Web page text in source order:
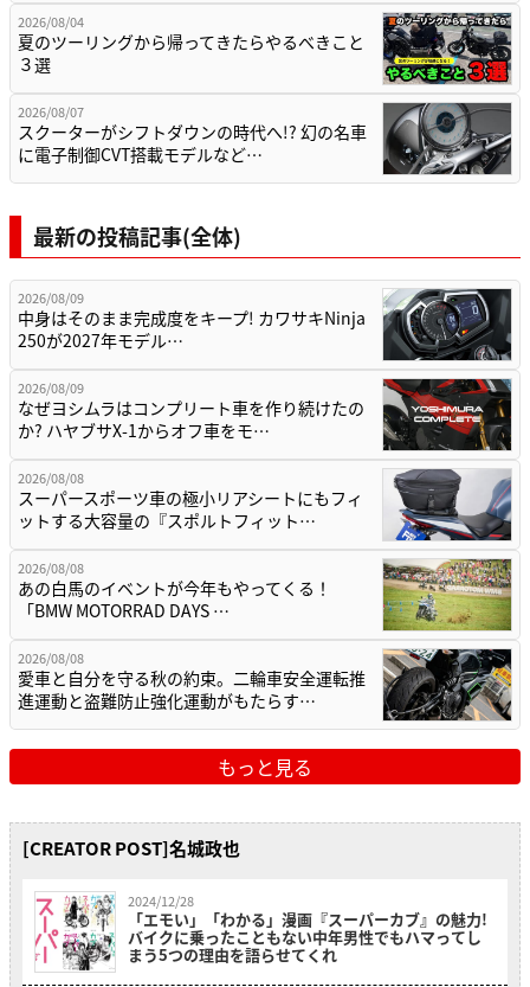
2026/08/04
夏のツーリングから帰ってきたらやるべきこと
３選
2026/08/07
スクーターがシフトダウンの時代へ!? 幻の名車
に電子制御CVT搭載モデルなど…
最新の投稿記事(全体)
2026/08/09
中身はそのまま完成度をキープ! カワサキNinja
250が2027年モデル…
2026/08/09
なぜヨシムラはコンプリート車を作り続けたの
か? ハヤブサX-1からオフ車をモ…
2026/08/08
スーパースポーツ車の極小リアシートにもフィ
ットする大容量の『スポルトフィット…
2026/08/08
あの白馬のイベントが今年もやってくる！
「BMW MOTORRAD DAYS …
2026/08/08
愛車と自分を守る秋の約束。二輪車安全運転推
進運動と盗難防止強化運動がもたらす…
もっと見る
[CREATOR POST]名城政也
2024/12/28
「エモい」「わかる」漫画『スーパーカブ』の魅力!
バイクに乗ったこともない中年男性でもハマってし
まう5つの理由を語らせてくれ